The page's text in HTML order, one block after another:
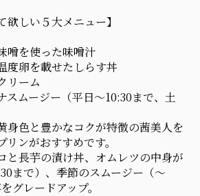
欲しい５大メニュー】
噌を使った味噌汁
卵を載せたしらす丼
リーム
ムージー（平日～10:30まで、土
身色と豊かなコクが特徴の茜美人を
ンがおすすめです。
と長芋の漬け丼、オムレツの中身が
まで）、季節のスムージー（～
グレードアップ。